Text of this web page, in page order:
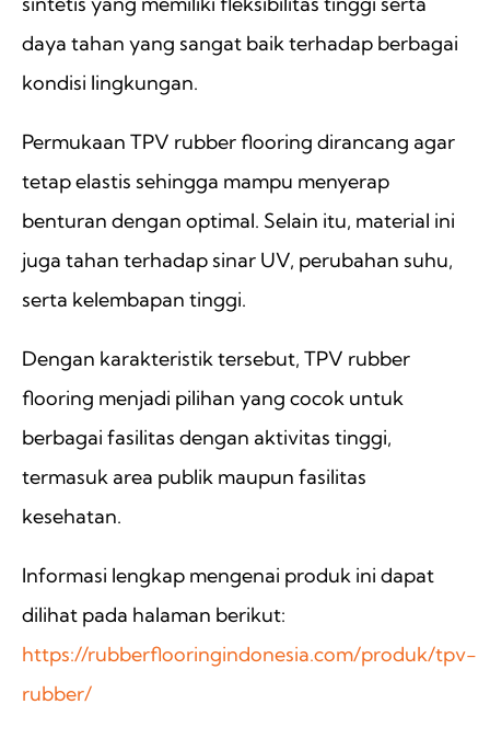
daya tahan yang sangat baik terhadap berbagai
kondisi lingkungan.
Permukaan TPV rubber flooring dirancang agar
tetap elastis sehingga mampu menyerap
benturan dengan optimal. Selain itu, material ini
juga tahan terhadap sinar UV, perubahan suhu,
serta kelembapan tinggi.
Dengan karakteristik tersebut, TPV rubber
flooring menjadi pilihan yang cocok untuk
berbagai fasilitas dengan aktivitas tinggi,
termasuk area publik maupun fasilitas
kesehatan.
Informasi lengkap mengenai produk ini dapat
dilihat pada halaman berikut:
https://rubberflooringindonesia.com/produk/tpv-
rubber/